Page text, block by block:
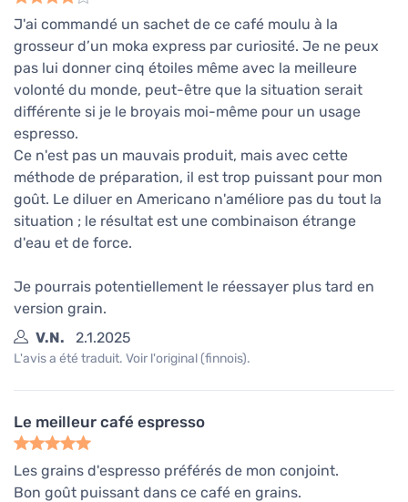
J'ai commandé un sachet de ce café moulu à la
grosseur d’un moka express par curiosité. Je ne peux
pas lui donner cinq étoiles même avec la meilleure
volonté du monde, peut-être que la situation serait
différente si je le broyais moi-même pour un usage
espresso.
Ce n'est pas un mauvais produit, mais avec cette
méthode de préparation, il est trop puissant pour mon
goût. Le diluer en Americano n'améliore pas du tout la
situation ; le résultat est une combinaison étrange
d'eau et de force.
Je pourrais potentiellement le réessayer plus tard en
version grain.
V.N.
2.1.2025
L'avis a été traduit. Voir l'original (finnois).
Le meilleur café espresso
Les grains d'espresso préférés de mon conjoint.
Bon goût puissant dans ce café en grains.